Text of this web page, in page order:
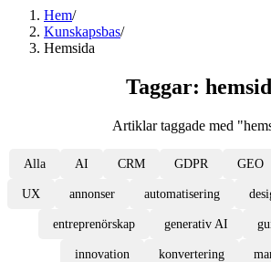
Hem/
Kunskapsbas/
Hemsida
Taggar:
Artiklar taggade med "
Alla AI CRM GDPR GEO
UX annonser automatisering
entreprenörskap generativ AI
innovation konvertering